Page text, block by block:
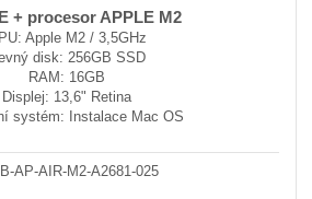
+ procesor APPLE M2
Apple M2 / 3,5GHz
disk: 256GB SSD
RAM: 16GB
Displej: 13,6" Retina
systém: Instalace Mac OS
AP-AIR-M2-A2681-025